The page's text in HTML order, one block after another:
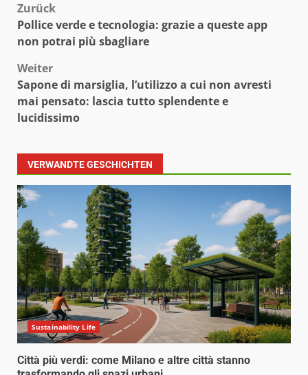
Beitragsnavigation
Zurück
Pollice verde e tecnologia: grazie a queste app
non potrai più sbagliare
Weiter
Sapone di marsiglia, l’utilizzo a cui non avresti
mai pensato: lascia tutto splendente e
lucidissimo
VERWANDTE GESCHICHTEN
Sustainability Life
Città più verdi: come Milano e altre città stanno